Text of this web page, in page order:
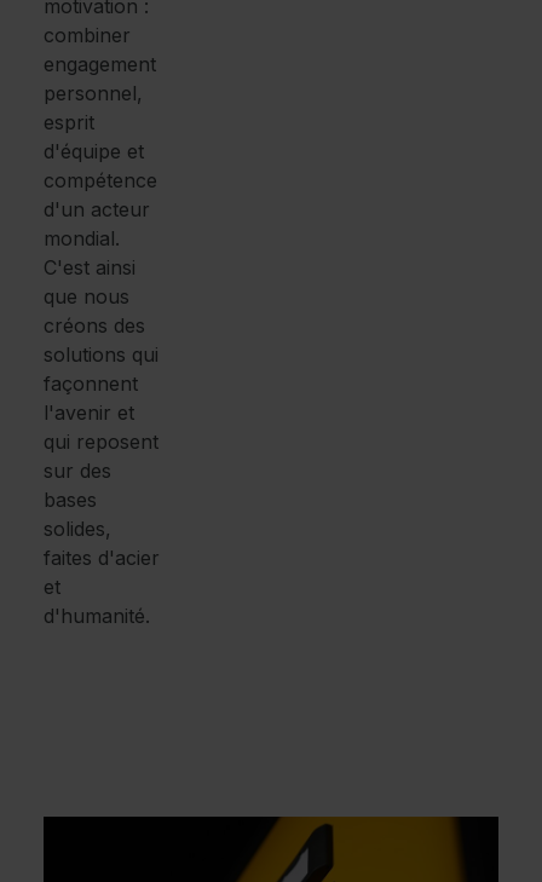
motivation :
combiner
engagement
personnel,
esprit
d'équipe et
compétence
d'un acteur
mondial.
C'est ainsi
que nous
créons des
solutions qui
façonnent
l'avenir et
qui reposent
sur des
bases
solides,
faites d'acier
et
d'humanité.